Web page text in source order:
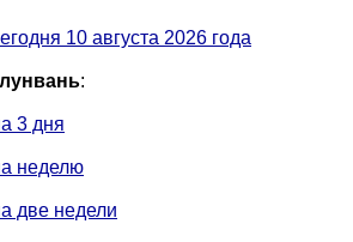
10 августа 2026 года
:
3 дня
неделю
две недели